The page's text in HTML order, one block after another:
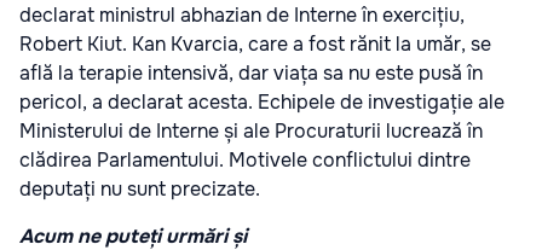
declarat ministrul abhazian de Interne în exercițiu,
Robert Kiut. Kan Kvarcia, care a fost rănit la umăr, se
află la terapie intensivă, dar viața sa nu este pusă în
pericol, a declarat acesta. Echipele de investigație ale
Ministerului de Interne și ale Procuraturii lucrează în
clădirea Parlamentului. Motivele conflictului dintre
deputați nu sunt precizate.
Acum ne puteți urmări și